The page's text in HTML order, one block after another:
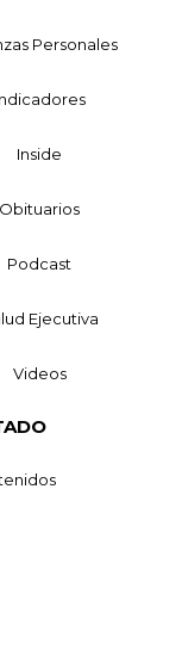
Personales
Inside
Obituarios
Podcast
Ejecutiva
Videos